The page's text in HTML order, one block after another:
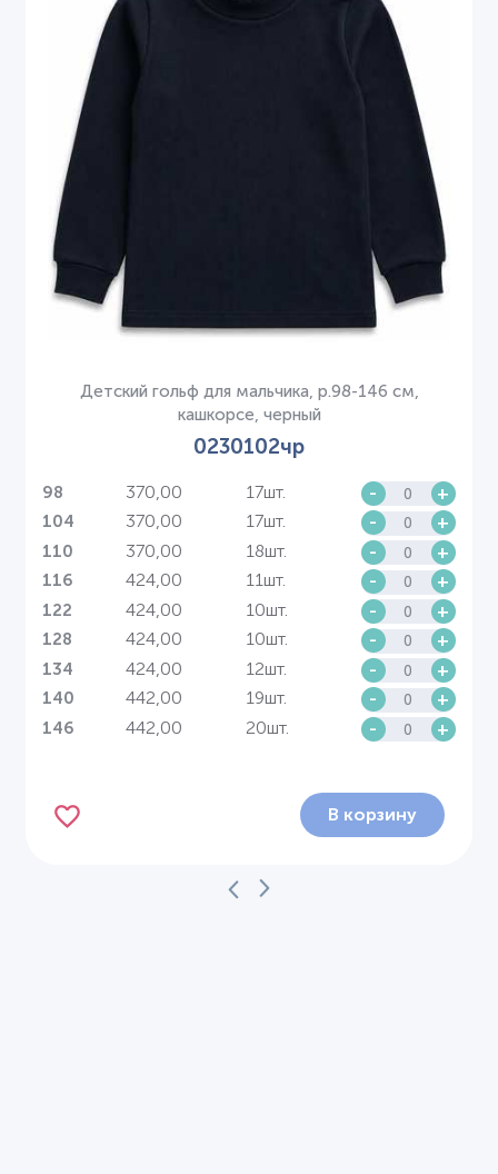
Детский гольф для мальчика, р.98-146 см,
кашкорсе, черный
0230102чр
98 370,00 17шт. - +
104 370,00 17шт. - +
110 370,00 18шт. - +
116 424,00 11шт. - +
122 424,00 10шт. - +
128 424,00 10шт. - +
134 424,00 12шт. - +
140 442,00 19шт. - +
146 442,00 20шт. - +
В корзину